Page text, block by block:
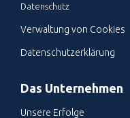
Datenschutz
Verwaltung von Cookies
Datenschutzerklärung
Das Unternehmen
Unsere Erfolge